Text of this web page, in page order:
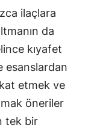
Ordu
Rize
Sakarya
Samsun
Siirt
ilaçlara
da
kıyafet
esanslardan
etmek ve
öneriler
tek bir